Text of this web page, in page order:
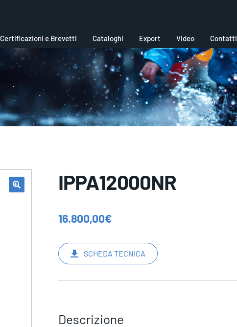
Certificazioni e Brevetti Cataloghi Export Video Contatti
IPPA12000NR
16.800,00€
SCHEDA TECNICA
Descrizione